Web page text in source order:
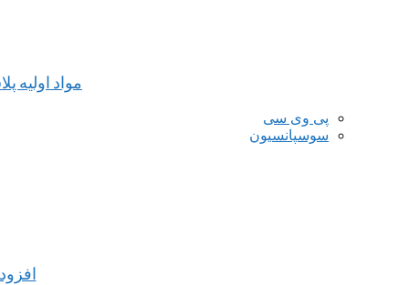
مواد اولیه
پی وی سی
سوسپانسیون